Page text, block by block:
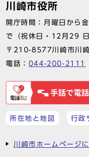
川崎市役所
開庁時間：月曜日から
で（祝休日・12月29
〒210-8577川崎市川
電話： 044-200-2111
所在地と地図 行政
川崎市ホームページ